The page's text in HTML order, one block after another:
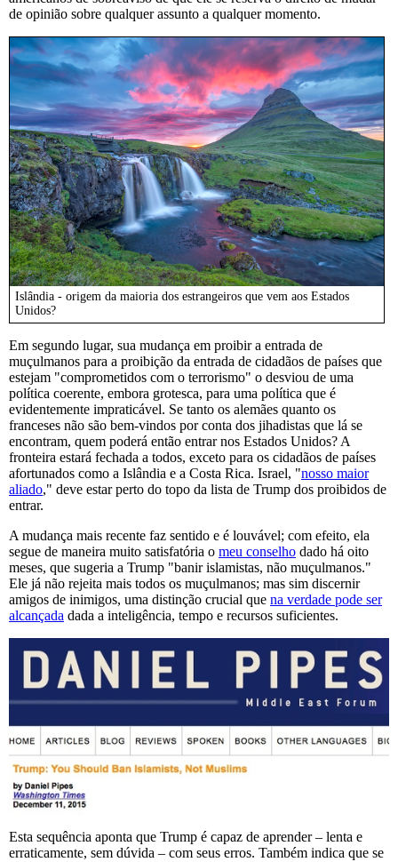
de opinião sobre qualquer assunto a qualquer momento.
Islândia - origem da maioria dos estrangeiros que vem aos Estados
Unidos?
Em segundo lugar, sua mudança em proibir a entrada de
muçulmanos para a proibição da entrada de cidadãos de países que
estejam "comprometidos com o terrorismo" o desviou de uma
política coerente, embora grotesca, para uma política que é
evidentemente impraticável. Se tanto os alemães quanto os
franceses não são bem-vindos por conta dos jihadistas que lá se
encontram, quem poderá então entrar nos Estados Unidos? A
fronteira estará fechada a todos, exceto para os cidadãos de países
afortunados como a Islândia e a Costa Rica. Israel, "nosso maior
aliado," deve estar perto do topo da lista de Trump dos proibidos de
entrar.
A mudança mais recente faz sentido e é louvável; com efeito, ela
segue de maneira muito satisfatória o meu conselho dado há oito
meses, que sugeria a Trump "banir islamistas, não muçulmanos."
Ele já não rejeita mais todos os muçulmanos; mas sim discernir
amigos de inimigos, uma distinção crucial que na verdade pode ser
alcançada dada a inteligência, tempo e recursos suficientes.
Esta sequência aponta que Trump é capaz de aprender – lenta e
erraticamente, sem dúvida – com seus erros. Também indica que se